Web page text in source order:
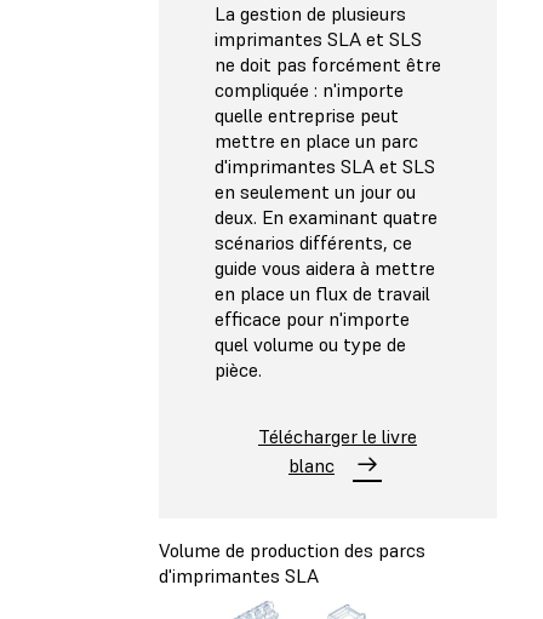
La gestion de plusieurs
imprimantes SLA et SLS
ne doit pas forcément être
compliquée : n'importe
quelle entreprise peut
mettre en place un parc
d'imprimantes SLA et SLS
en seulement un jour ou
deux. En examinant quatre
scénarios différents, ce
guide vous aidera à mettre
en place un flux de travail
efficace pour n'importe
quel volume ou type de
pièce.
Télécharger le livre
blanc
Volume de production des parcs
d'imprimantes SLA